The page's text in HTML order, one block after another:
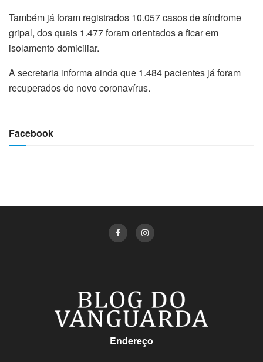
Também já foram registrados 10.057 casos de síndrome
gripal, dos quais 1.477 foram orientados a ficar em
isolamento domiciliar.
A secretaria informa ainda que 1.484 pacientes já foram
recuperados do novo coronavírus.
Facebook
Endereço